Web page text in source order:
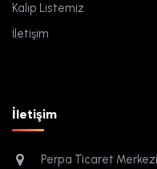
Kalıp Listemiz
İletişim
İletişim
Perpa Ticaret Merkezi